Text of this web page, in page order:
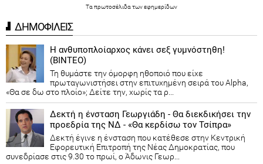
Τα πρωτοσέλιδα τωνεφημερίδων
ΔΗΜΟΦΙΛΕΙΣ
Η ανθυποπλοίαρχος κάνει σεξ γυμνόστηθη!
(ΒΙΝΤΕΟ)
Τη θυμάστε την όμορφη ηθοποιό που είχε
πρωταγωνιστήσει στην επιτυχημένη σειρά του Alpha,
«Θα σε δω στο πλοίο»; Δείτε την, χωρίς τα ρ...
Δεκτή η ένσταση Γεωργιάδη - Θα διεκδικήσει την
προεδρία της ΝΔ - «Θα κερδίσω τον Τσίπρα»
Δεκτή έγινε η ένσταση που κατέθεσε στην Κεντρική
Εφορευτική Επιτροπή της Νέας Δημοκρατίας, που
συνεδρίασε στις 9.30 το πρωί, ο Άδωνις Γεωρ...